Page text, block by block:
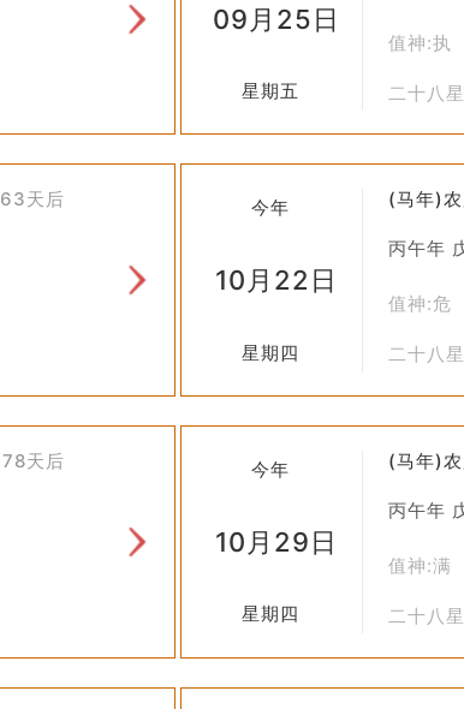
09月25日
星期五
值神:执
二十八
63天后 今年
10月22日
星期四
(马年)
丙午年
值神:危
二十八
78天后 今年
10月29日
星期四
(马年)
丙午年
值神:满
二十八